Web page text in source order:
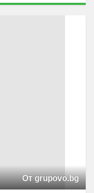
От grupovo.bg